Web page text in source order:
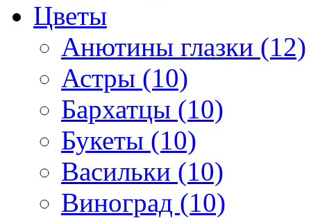
Цветы
Анютины глазки (12)
Астры (10)
Бархатцы (10)
Букеты (10)
Васильки (10)
Виноград (10)